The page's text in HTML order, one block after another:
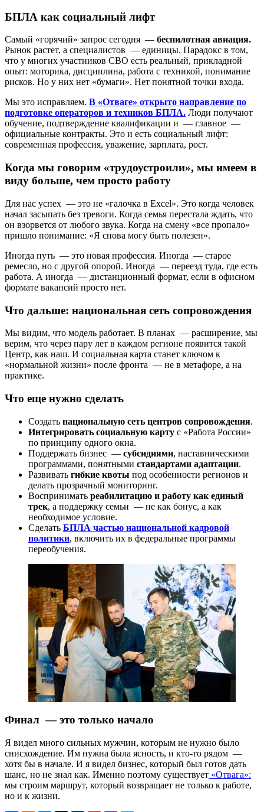
БПЛА как социальный лифт
Самый «горячий» запрос сегодня — беспилотная авиация.
Рынок растет, а специалистов — единицы. Парадокс в том,
что у многих участников СВО есть реальный, прикладной
опыт: моторика, дисциплина, работа с техникой, понимание
рисков. Но у них нет «бумаги». Нет понятной точки входа.
Мы это исправляем. В «Отваге» открыто направление по
подготовке операторов и техников БПЛА. Люди получают
обучение, подтверждение квалификации и — главное —
официальные контракты. Это и есть социальный лифт:
современная профессия, уважение, зарплата, рост.
Когда мы говорим «трудоустроили», мы имеем в
виду больше, чем просто работу
Для нас успех — это не «галочка в Excel». Это когда человек
начал засыпать без тревоги. Когда семья перестала ждать, что
он взорвется от любого звука. Когда на смену «все пропало»
пришло понимание: «Я снова могу быть полезен».
Иногда путь — это новая профессия. Иногда — старое
ремесло, но с другой опорой. Иногда — переезд туда, где есть
работа. А иногда — дистанционный формат, если в офисном
формате вакансий просто нет.
Что дальше: национальная сеть сопровождения
Мы видим, что модель работает. В планах — расширение, мы
верим, что через пару лет в каждом регионе появится такой
Центр, как наш. И социальная карта станет ключом к
«нормальной жизни» после фронта — не в метафоре, а на
практике.
Что еще нужно сделать
Создать национальную сеть центров сопровождения.
Интегрировать социальную карту с «Работа России»
по принципу одного окна.
Поддержать бизнес — субсидиями, наставническими
программами, понятными стандартами адаптации.
Развивать гибкие квоты под особенности регионов и
делать прозрачный мониторинг.
Воспринимать реабилитацию и работу как единый
трек, а поддержку семьи — не как бонус, а как
необходимое условие.
Сделать БПЛА частью национальной кадровой
политики, включить их в федеральные программы
переобучения.
Финал — это только начало
Я видел много сильных мужчин, которым не нужно было
снисхождение. Им нужна была ясность, и кто-то рядом —
хотя бы в начале. И я видел бизнес, который был готов дать
шанс, но не знал как. Именно поэтому существует «Отвага»:
мы строим маршрут, который возвращает не только к работе,
но и к жизни.